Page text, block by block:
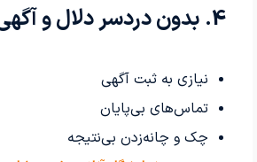
4. بدون دردسر دلال و آگهی
نیازی به ثبت آگهی
تماس‌های بی‌پایان
چک و چانه‌زدن بی‌نتیجه